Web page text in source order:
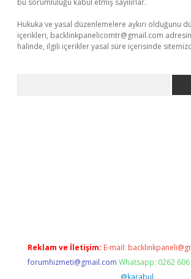
bu sorumluluğu kabul etmiş sayılırlar.
Hukuka ve yasal düzenlemelere aykırı olduğunu
içerikleri, backlinkpanelicomtr@gmail.com
halinde, ilgili içerikler yasal süre içerisinde
Reklam ve İletişim: E-mail:
forumhizmeti@gmail.com Whatsapp: 0262
@karabul